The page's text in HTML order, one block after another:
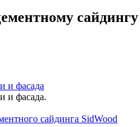
и фасада
и фасада.
сайдинга SidWood